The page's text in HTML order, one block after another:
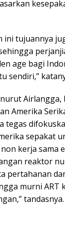
ini tujuannya
age bagi
sendiri,”
Airlangga,
Amerika
tegas
sepakat
kerja sama
reaktor
pertahanan
murni ART
tandasnya.